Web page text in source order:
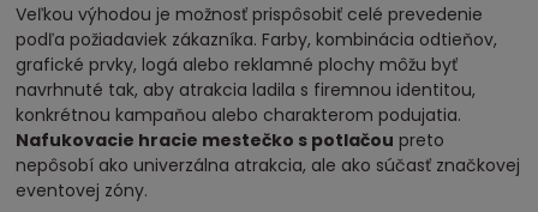
Veľkou výhodou je možnosť prispôsobiť celé prevedenie
podľa požiadaviek zákazníka. Farby, kombinácia odtieňov,
grafické prvky, logá alebo reklamné plochy môžu byť
navrhnuté tak, aby atrakcia ladila s firemnou identitou,
konkrétnou kampaňou alebo charakterom podujatia.
Nafukovacie hracie mestečko s potlačou preto
nepôsobí ako univerzálna atrakcia, ale ako súčasť značkovej
eventovej zóny.